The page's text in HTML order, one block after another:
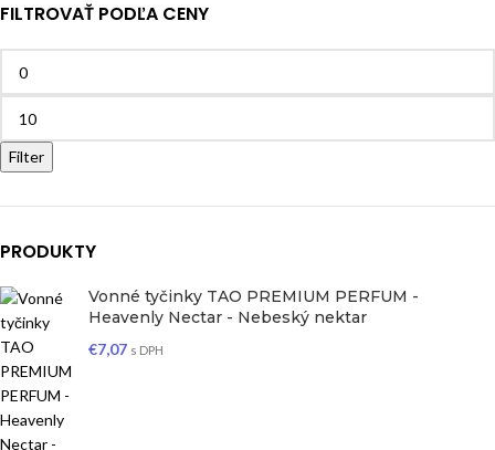
FILTROVAŤ PODĽA CENY
Filter
PRODUKTY
Vonné tyčinky TAO PREMIUM PERFUM -
Heavenly Nectar - Nebeský nektar
€7,07 s DPH